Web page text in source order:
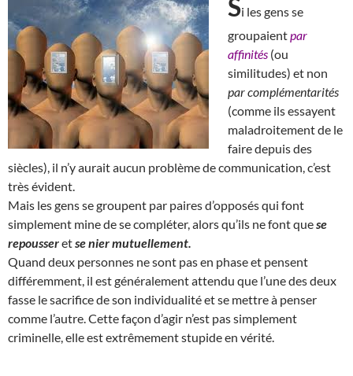
Si les gens se
groupaientpar
affinités (ou
similitudes) et non
par complémentarités
(comme ils essayent
maladroitement de le
faire depuis des
siècles), il n’y aurait aucun problème de communication, c’est
très évident.
Mais les gens se groupent par paires d’opposés qui font
simplement mine de se compléter, alors qu’ils ne font quese
repousseretse nier mutuellement.
Quand deux personnes ne sont pas en phase et pensent
différemment, il est généralement attendu que l’une des deux
fasse le sacrifice de son individualité et se mettre à penser
comme l’autre. Cette façon d’agir n’est pas simplement
criminelle, elle est extrêmement stupide en vérité.